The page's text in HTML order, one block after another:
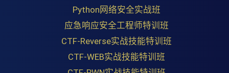
Python网络安全实战班
应急响应安全工程师特训班
CTF-Reverse实战技能特训班
CTF-WEB实战技能特训班